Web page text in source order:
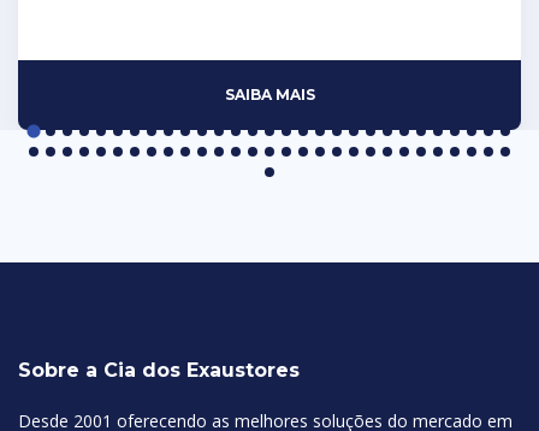
SAIBA MAIS
Sobre a Cia dos Exaustores
Desde 2001 oferecendo as melhores soluções do mercado em